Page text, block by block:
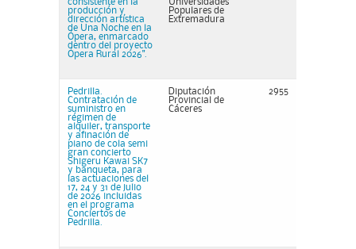
consistente en la
producción y
dirección artística
de Una Noche en la
Ópera, enmarcado
dentro del proyecto
Ópera Rural 2026".
Universidades
Populares de
Extremadura
Pedrilla.
Contratación de
suministro en
régimen de
alquiler, transporte
y afinación de
piano de cola semi
gran concierto
Shigeru Kawai SK7
y banqueta, para
las actuaciones del
17, 24 y 31 de julio
de 2026 incluidas
en el programa
Conciertos de
Pedrilla.
Diputación
Provincial de
Cáceres
2955